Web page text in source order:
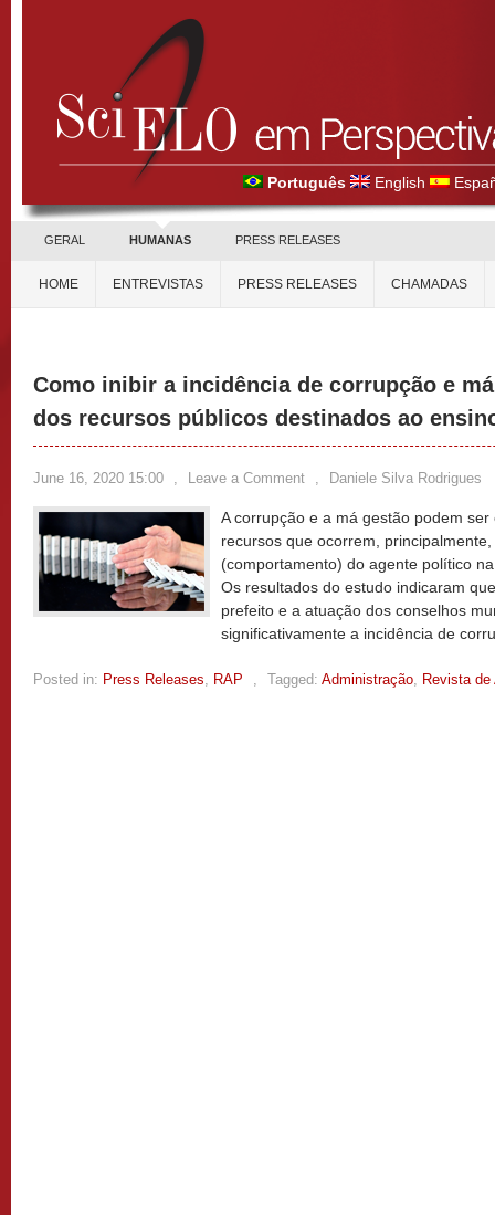
Português English
GERAL HUMANAS PRESS RELEASES
HOME ENTREVISTAS PRESS RELEASES CHAMADAS
Como inibir a incidência de corrupção e
dos recursos públicos destinados ao
June 16, 2020 15:00 , Leave a Comment , Daniele Silva Rodrigues
A corrupção e a má gestão podem
recursos que ocorrem,
(comportamento) do agente político
Os resultados do estudo indicaram
prefeito e a atuação dos conselhos
significativamente a incidência de
Posted in: Press Releases, RAP , Tagged: Administração, Revista